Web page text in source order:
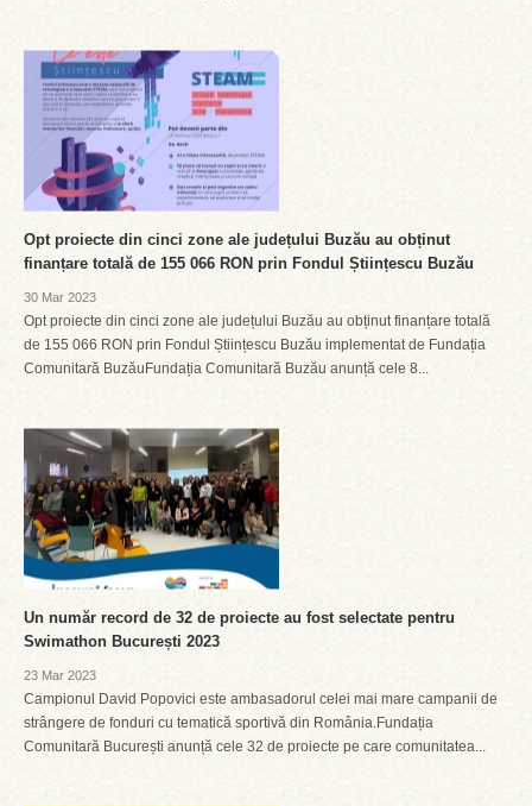
Opt proiecte din cinci zone ale județului Buzău au obținut
finanțare totală de 155 066 RON prin Fondul Științescu Buzău
30 Mar 2023
Opt proiecte din cinci zone ale județului Buzău au obținut finanțare totală
de 155 066 RON prin Fondul Științescu Buzău implementat de Fundația
Comunitară BuzăuFundația Comunitară Buzău anunță cele 8...
Un număr record de 32 de proiecte au fost selectate pentru
Swimathon București 2023
23 Mar 2023
Campionul David Popovici este ambasadorul celei mai mare campanii de
strângere de fonduri cu tematică sportivă din România.Fundația
Comunitară București anunță cele 32 de proiecte pe care comunitatea...